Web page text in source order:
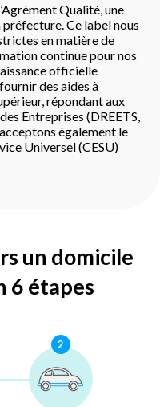
Qualité, une
Ce label nous
en matière de
continue pour nos
officielle
des aides à
répondant aux
Entreprises (DREETS,
également le
Universel (CESU)
un domicile
6 étapes
2